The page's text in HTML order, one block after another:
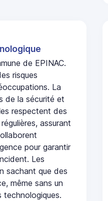
de EPINAC.
risques
La
de la sécurité et
respectent des
assurant
pour garantir
Les
sachant que des
même sans un
technologiques.